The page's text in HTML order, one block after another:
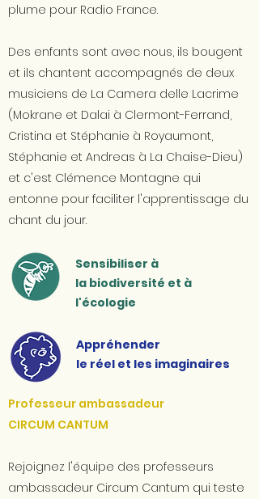
plume pour Radio France.
Des enfants sont avec nous, ils bougent
et ils chantent accompagnés de deux
musiciens de La Camera delle Lacrime
(Mokrane et Dalai à Clermont-Ferrand,
Cristina et Stéphanie à Royaumont,
Stéphanie et Andreas à La Chaise-Dieu)
et c'est Clémence Montagne qui
entonne pour faciliter l'apprentissage du
chant du jour.
Sensibiliser à
la biodiversité et à
l'écologie
Appréhender
le réel et les imaginaires
Professeur ambassadeur
CIRCUM CANTUM
Rejoignez l'équipe des professeurs
ambassadeur Circum Cantum qui teste